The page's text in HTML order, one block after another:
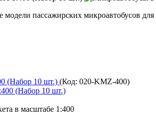
пассажирских микроавтобусов
(Набор 10 шт.) (Код: 020-KMZ-400)
в масштабе 1:400